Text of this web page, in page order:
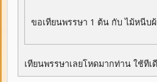
ขอเทียนพรรษา 1 ต้น กับ ไม้หนีบ
เทียนพรรษาเลยโหดมากท่าน ใช้ทีเ